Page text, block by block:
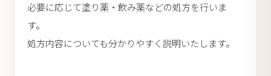
必要に応じて塗り薬・飲み薬などの処方を行いま
す。
処方内容についても分かりやすく説明いたします。